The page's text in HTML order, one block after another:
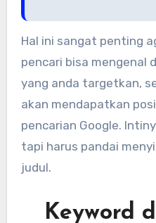
Hal ini sangat penting
pencari bisa mengenal
yang anda targetkan,
akan mendapatkan
pencarian Google.
tapi harus pandai
judul.
Keyword